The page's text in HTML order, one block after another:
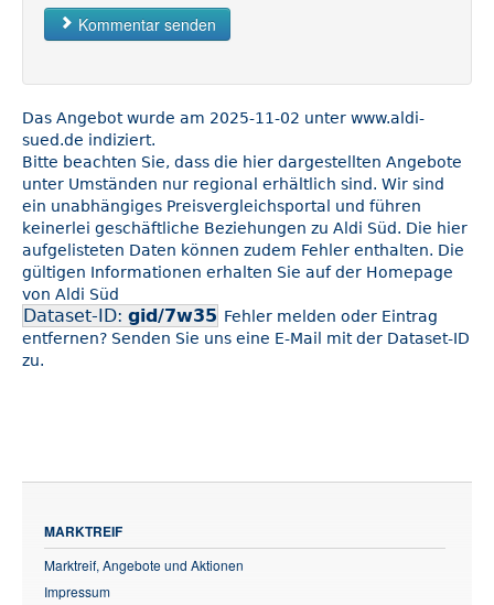
Kommentar senden
Das Angebot wurde am 2025-11-02 unter www.aldi-
sued.de indiziert.
Bitte beachten Sie, dass die hier dargestellten Angebote
unter Umständen nur regional erhältlich sind. Wir sind
ein unabhängiges Preisvergleichsportal und führen
keinerlei geschäftliche Beziehungen zu Aldi Süd. Die hier
aufgelisteten Daten können zudem Fehler enthalten. Die
gültigen Informationen erhalten Sie auf der Homepage
von Aldi Süd
Dataset-ID: gid/7w35 Fehler melden oder Eintrag
entfernen? Senden Sie uns eine E-Mail mit der Dataset-ID
zu.
MARKTREIF
Marktreif, Angebote und Aktionen
Impressum